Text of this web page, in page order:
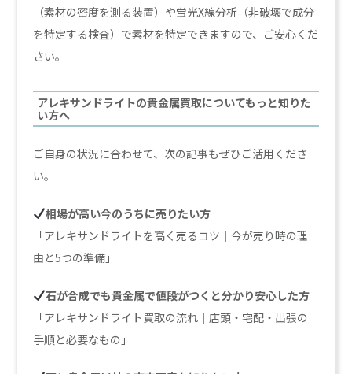
（素材の密度を測る装置）や蛍光X線分析（非破壊で成分
を特定する検査）で素材を特定できますので、ご安心くだ
さい。
アレキサンドライトの貴金属買取についてもっと知りた
い方へ
ご自身の状況に合わせて、次の記事もぜひご活用くださ
い。
相場が高い今のうちに売りたい方
「アレキサンドライトを高く売るコツ｜今が売り時の理
由と5つの準備」
石が合成でも貴金属で値段がつくと分かり安心した方
「アレキサンドライト買取の流れ｜店頭・宅配・出張の
手順と必要なもの」